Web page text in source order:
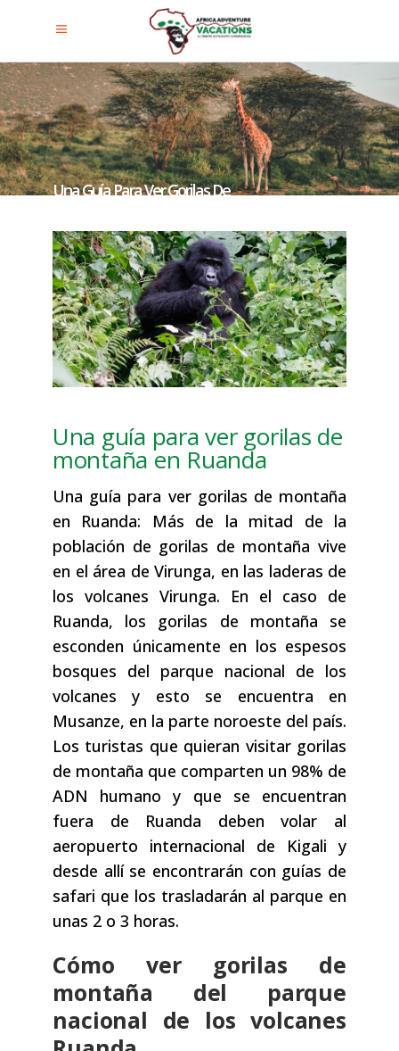
Una Guía Para Ver Gorilas De
Montaña En Ruanda
Una guía para ver gorilas de
montaña en Ruanda
Una guía para ver gorilas de montaña
en Ruanda: Más de la mitad de la
población de gorilas de montaña vive
en el área de Virunga, en las laderas de
los volcanes Virunga. En el caso de
Ruanda, los gorilas de montaña se
esconden únicamente en los espesos
bosques del parque nacional de los
volcanes y esto se encuentra en
Musanze, en la parte noroeste del país.
Los turistas que quieran visitar gorilas
de montaña que comparten un 98% de
ADN humano y que se encuentran
fuera de Ruanda deben volar al
aeropuerto internacional de Kigali y
desde allí se encontrarán con guías de
safari que los trasladarán al parque en
unas 2 o 3 horas.
Cómo ver gorilas de
montaña del parque
nacional de los volcanes